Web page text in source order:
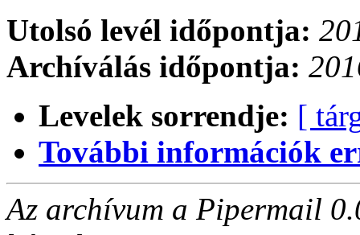
Utolsó levél időpontja:
Archíválás időpontja:
Levelek sorrendje: [
További információk
Az archívum a Pipermail